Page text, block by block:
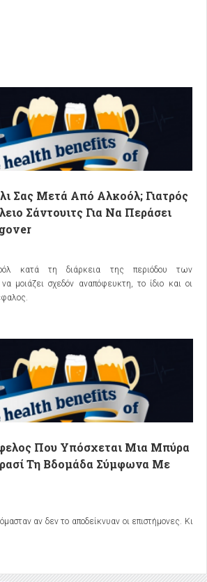
Σας Μετά Από Αλκοόλ; Γιατρός
Σάντουιτς Για Να Περάσει
κατά τη διάρκεια της περιόδου των
μοιάζει σχεδόν αναπόφευκτη, το ίδιο και οι
Που Υπόσχεται Μια Μπύρα
Τη Βδομάδα Σύμφωνα Με
αν δεν το αποδείκνυαν οι επιστήμονες. Κι